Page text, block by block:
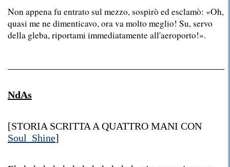
Non appena fu entrato sul mezzo, sospirò ed esclamò: «Oh,
quasi me ne dimenticavo, ora va molto meglio! Su, servo
della gleba, riportami immediatamente all'aeroporto!».
NdAs
[STORIA SCRITTA A QUATTRO MANI CON
Soul_Shine]